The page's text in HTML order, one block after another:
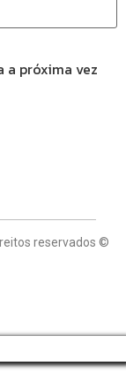
a próxima vez
reservados ©